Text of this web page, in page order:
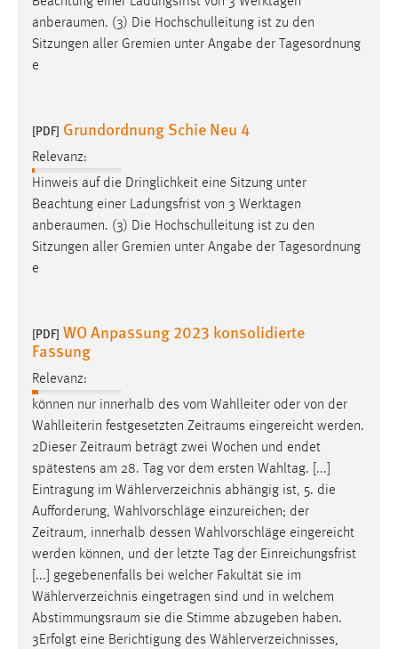
anberaumen. (3) Die Hochschulleitung ist zu den
Sitzungen aller Gremien unter Angabe der Tagesordnung
e
[PDF] Grundordnung Schie Neu 4
Relevanz:
Hinweis auf die Dringlichkeit eine Sitzung unter
Beachtung einer Ladungsfrist von 3 Werktagen
anberaumen. (3) Die Hochschulleitung ist zu den
Sitzungen aller Gremien unter Angabe der Tagesordnung
e
[PDF] WO Anpassung 2023 konsolidierte
Fassung
Relevanz:
können nur innerhalb des vom Wahlleiter oder von der
Wahlleiterin festgesetzten Zeitraums eingereicht werden.
2Dieser Zeitraum beträgt zwei Wochen und endet
spätestens am 28. Tag vor dem ersten Wahltag. [...]
Eintragung im Wählerverzeichnis abhängig ist, 5. die
Aufforderung, Wahlvorschläge einzureichen; der
Zeitraum, innerhalb dessen Wahlvorschläge eingereicht
werden können, und der letzte Tag der Einreichungsfrist
[...] gegebenenfalls bei welcher Fakultät sie im
Wählerverzeichnis eingetragen sind und in welchem
Abstimmungsraum sie die Stimme abzugeben haben.
3Erfolgt eine Berichtigung des Wählerverzeichnisses,